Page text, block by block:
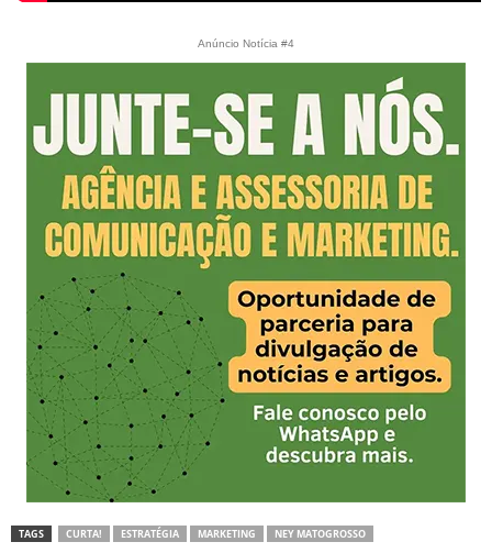
Anúncio Notícia #4
TAGS CURTA! ESTRATÉGIA MARKETING NEY MATOGROSSO